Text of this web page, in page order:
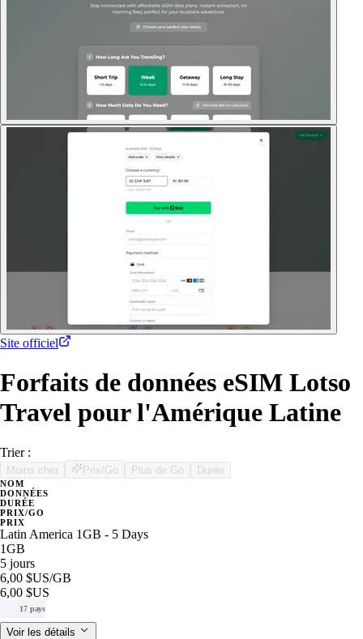
Site officiel
Forfaits de données eSIM Lotso
Travel pour l'Amérique Latine
Trier :
Moins cher Prix/Go Plus de Go Durée
NOM
DONNÉES
DURÉE
PRIX/GO
PRIX
Latin America 1GB - 5 Days
1GB
5 jours
6,00 $US/GB
6,00 $US
17 pays
Voir les détails